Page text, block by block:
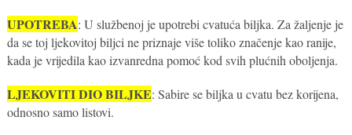
UPOTREBA: U službenoj je upotrebi cvatuća biljka. Za žaljenje je
da se toj ljekovitoj biljci ne priznaje više toliko značenje kao ranije,
kada je vrijedila kao izvanredna pomoć kod svih plućnih oboljenja.
LJEKOVITI DIO BILJKE: Sabire se biljka u cvatu bez korijena,
odnosno samo listovi.